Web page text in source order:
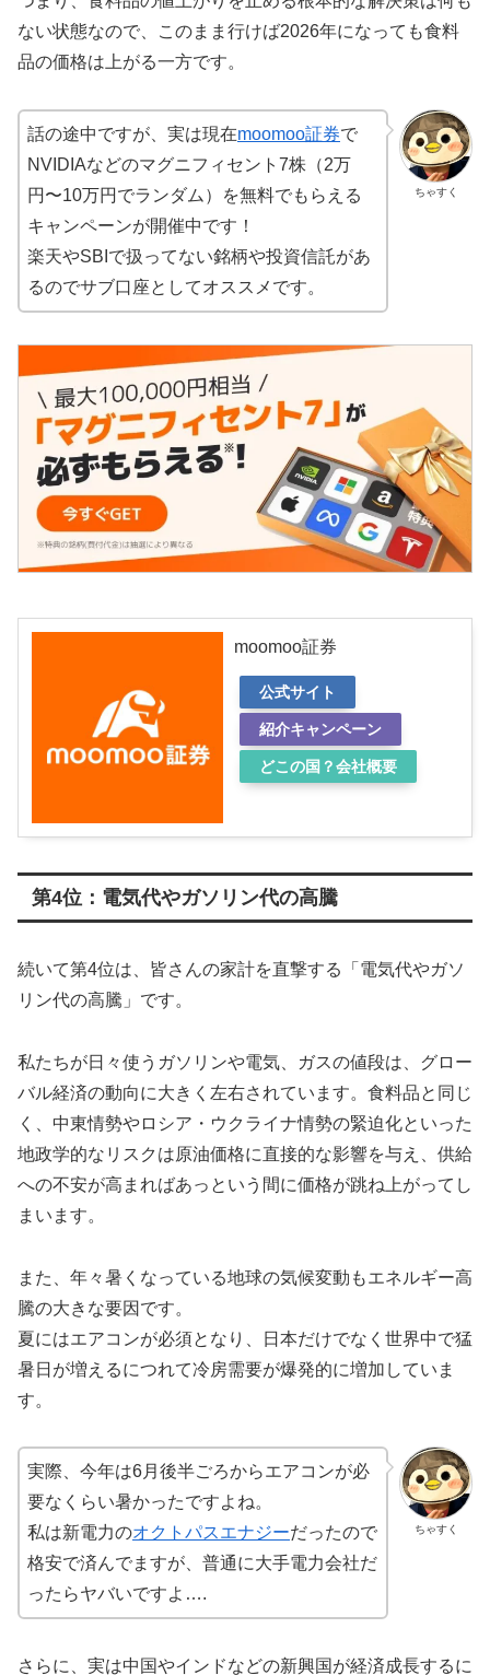
ない状態なので、このまま行けば2026年になっても食料
品の価格は上がる一方です。
ちゃすく
話の途中ですが、実は現在moomoo証券で
NVIDIAなどのマグニフィセント7株（2万
円〜10万円でランダム）を無料でもらえる
キャンペーンが開催中です！
楽天やSBIで扱ってない銘柄や投資信託があ
るのでサブ口座としてオススメです。
moomoo証券
公式サイト
紹介キャンペーン
どこの国？会社概要
第4位：電気代やガソリン代の高騰
続いて第4位は、皆さんの家計を直撃する「電気代やガソ
リン代の高騰」です。
私たちが日々使うガソリンや電気、ガスの値段は、グロー
バル経済の動向に大きく左右されています。食料品と同じ
く、中東情勢やロシア・ウクライナ情勢の緊迫化といった
地政学的なリスクは原油価格に直接的な影響を与え、供給
への不安が高まればあっという間に価格が跳ね上がってし
まいます。
また、年々暑くなっている地球の気候変動もエネルギー高
騰の大きな要因です。
夏にはエアコンが必須となり、日本だけでなく世界中で猛
暑日が増えるにつれて冷房需要が爆発的に増加していま
す。
ちゃすく
実際、今年は6月後半ごろからエアコンが必
要なくらい暑かったですよね。
私は新電力のオクトパスエナジーだったので
格安で済んでますが、普通に大手電力会社だ
ったらヤバいですよ….
さらに、実は中国やインドなどの新興国が経済成長するに